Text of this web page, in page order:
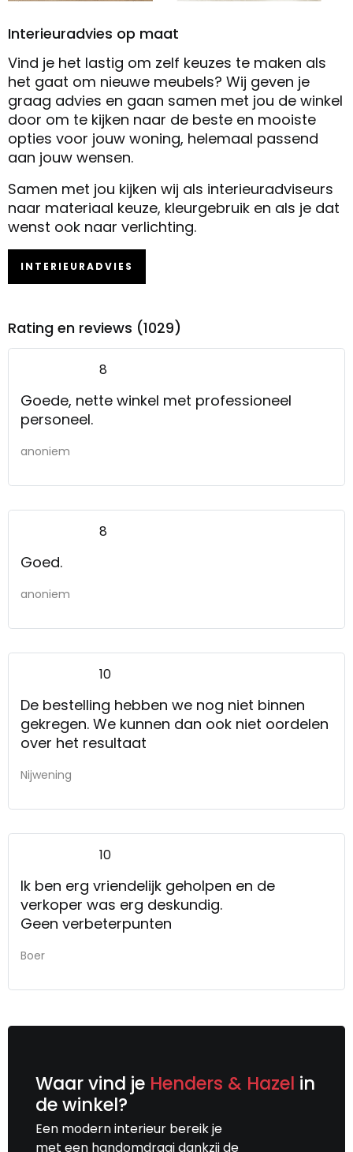
Interieuradvies op maat
Vind je het lastig om zelf keuzes te maken als
het gaat om nieuwe meubels? Wij geven je
graag advies en gaan samen met jou de winkel
door om te kijken naar de beste en mooiste
opties voor jouw woning, helemaal passend
aan jouw wensen.
Samen met jou kijken wij als interieuradviseurs
naar materiaal keuze, kleurgebruik en als je dat
wenst ook naar verlichting.
INTERIEURADVIES
Rating en reviews (1029)
8
Goede, nette winkel met professioneel
personeel.
anoniem
8
Goed.
anoniem
10
De bestelling hebben we nog niet binnen
gekregen. We kunnen dan ook niet oordelen
over het resultaat
Nijwening
10
Ik ben erg vriendelijk geholpen en de
verkoper was erg deskundig.
Geen verbeterpunten
Boer
Waar vind je Henders & Hazel in
de winkel?
Een modern interieur bereik je
met een handomdraai dankzij de